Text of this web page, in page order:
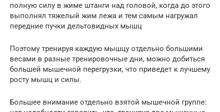
полную силу в жиме штанги над головой, когда до этого
выполнял тяжелый жим лежа и тем самым нагружал
передние пучки дельтовидных мышц
Поэтому тренируя каждую мышцу отдельно большими
весами в разные тренировочные дни, можно добиться
большей мышечной перегрузки, что приведет к лучшему
росту мышц и силы.
Большее внимание отдельно взятой мышечной группе: